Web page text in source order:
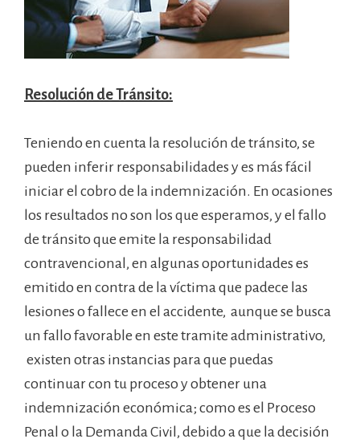
Resolución de Tránsito:
Teniendo en cuenta la resolución de tránsito, se
pueden inferir responsabilidades y es más fácil
iniciar el cobro de la indemnización. En ocasiones
los resultados no son los que esperamos, y el fallo
de tránsito que emite la responsabilidad
contravencional, en algunas oportunidades es
emitido en contra de la víctima que padece las
lesiones o fallece en el accidente, aunque se busca
un fallo favorable en este tramite administrativo,
existen otras instancias para que puedas
continuar con tu proceso y obtener una
indemnización económica; como es el Proceso
Penal o la Demanda Civil, debido a que la decisión